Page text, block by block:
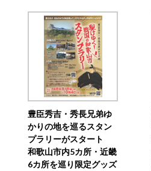
豊臣秀吉・秀長兄弟ゆ
かりの地を巡るスタン
プラリーがスタート
和歌山市内5カ所・近畿
6カ所を巡り限定グッズ